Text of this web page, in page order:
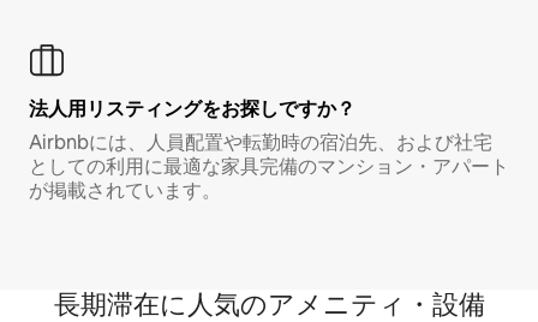
法人用リスティングをお探しですか？
Airbnbには、人員配置や転勤時の宿泊先、および社宅
としての利用に最適な家具完備のマンション・アパート
が掲載されています。
長期滞在に人気のアメニティ・設備